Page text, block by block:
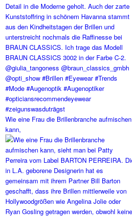
Wie eine Frau die Brillenbranche aufmischen
kann,